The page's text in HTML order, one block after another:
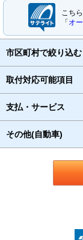
こち
「 オ
市区町村で絞り込む
取付対応可能項目
支払・サービス
その他(自動車)